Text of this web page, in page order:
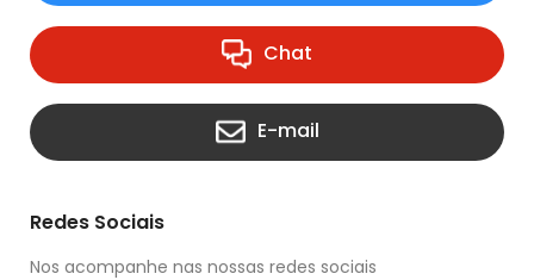
Chat
E-mail
Redes Sociais
Nos acompanhe nas nossas redes sociais